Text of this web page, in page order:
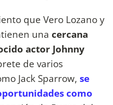
que Vero Lozano y
una cercana
actor Johnny
de varios
Jack Sparrow, se
como